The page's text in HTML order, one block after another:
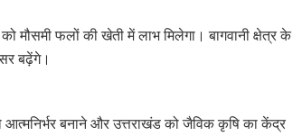
मौसमी फलों की खेती में लाभ मिलेगा। बागवानी क्षेत्र के
बढ़ेंगे।
आत्मनिर्भर बनाने और उत्तराखंड को जैविक कृषि का केंद्र